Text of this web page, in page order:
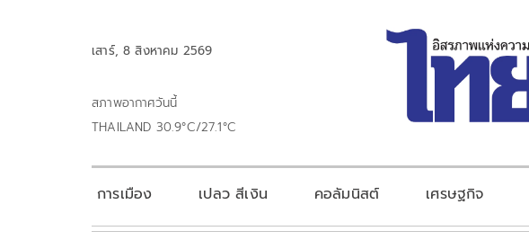
เสาร์, 8 สิงหาคม 2569
สภาพอากาศวันนี้
THAILAND 30.9°C/27.1°C
การเมือง เปลว สีเงิน คอลัมนิสต์ เศรษฐกิจ